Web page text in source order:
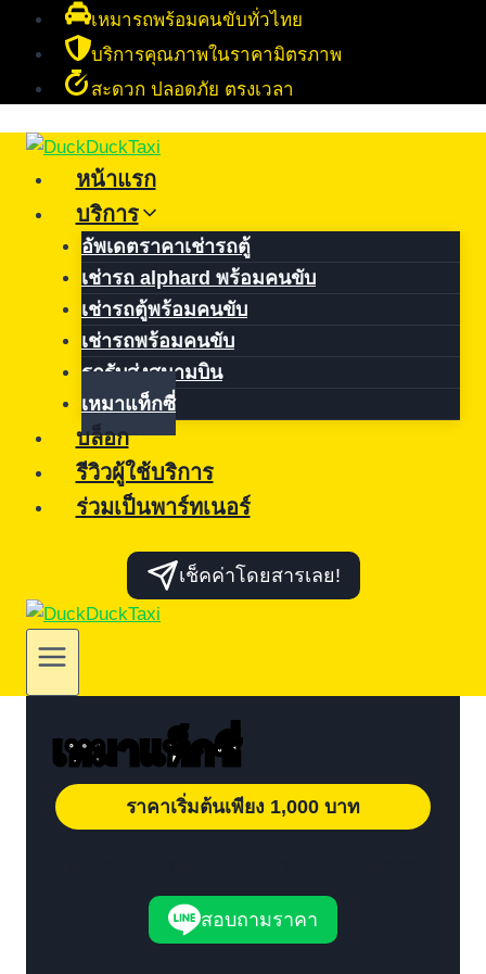
เหมารถพร้อมคนขับทั่วไทย
บริการคุณภาพในราคามิตรภาพ
สะดวก ปลอดภัย ตรงเวลา
หน้าแรก
บริการ
อัพเดตราคาเช่ารถตู้
เช่ารถ alphard พร้อมคนขับ
เช่ารถตู้พร้อมคนขับ
เช่ารถพร้อมคนขับ
รถรับส่งสนามบิน
เหมาแท็กซี่
บล็อก
รีวิวผู้ใช้บริการ
ร่วมเป็นพาร์ทเนอร์
เช็คค่าโดยสารเลย!
เหมาแท็กซี่
ราคาเริ่มต้นเพียง 1,000 บาท
สอบถามราคา